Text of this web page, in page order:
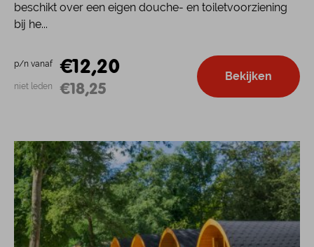
beschikt over een eigen douche- en toiletvoorziening
bij he...
p/n vanaf €12,20
niet leden €18,25
Bekijken